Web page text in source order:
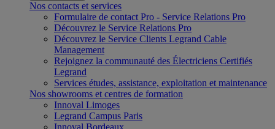
Nos contacts et services
Formulaire de contact Pro - Service Relations Pro
Découvrez le Service Relations Pro
Découvrez le Service Clients Legrand Cable
Management
Rejoignez la communauté des Électriciens Certifiés
Legrand
Services études, assistance, exploitation et maintenance
Nos showrooms et centres de formation
Innoval Limoges
Legrand Campus Paris
Innoval Bordeaux